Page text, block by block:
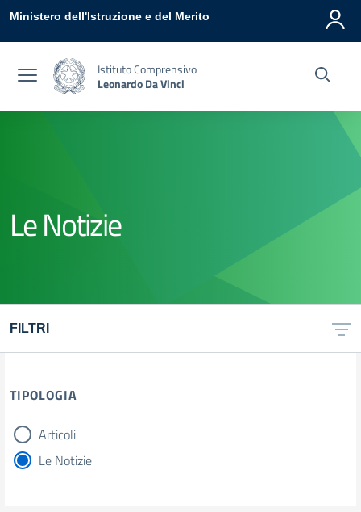
Vai ai contenuti
Vai al menu di navigazione
Vai al footer
Ministero dell'Istruzione e del Merito
Istituto Comprensivo
Leonardo Da Vinci
Le Notizie
FILTRI
TIPOLOGIA
tipologia di articoli
Articoli
Le Notizie